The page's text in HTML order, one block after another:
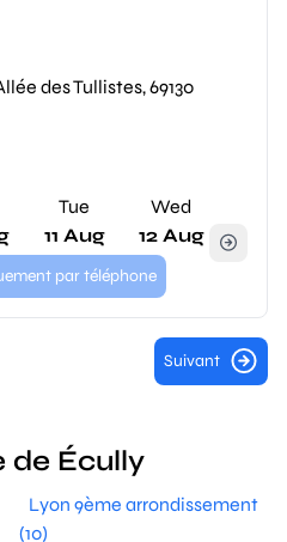
des Tullistes, 69130
Tue
11 Aug
Wed
12 Aug
par téléphone
Suivant
de Écully
Lyon 9ème arrondissement
(10)